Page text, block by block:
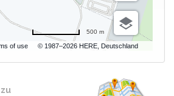
of use © 1987–2026 HERE, Deutschland
500 m